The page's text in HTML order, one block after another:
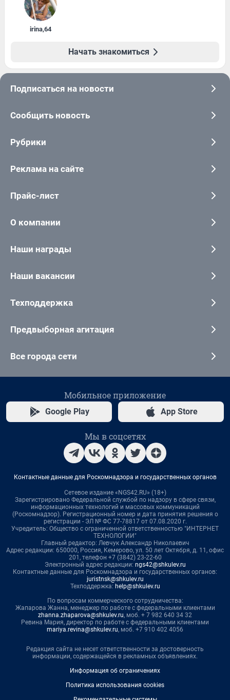
irina,64
Начать знакомиться
Подписаться на новости
Сообщить новость
Рубрики
Реклама на сайте
Прайс-лист
О компании
Наши награды
Наши вакансии
Техподдержка
Предвыборная агитация
Все города сети
Мобильное приложение
Google Play App Store
Мы в соцсетях
Контактные данные для Роскомнадзора и государственных органов
Сетевое издание «NGS42.RU» (18+)
Зарегистрировано Федеральной службой по надзору в сфере связи,
информационных технологий и массовых коммуникаций
(Роскомнадзор). Регистрационный номер и дата принятия решения о
регистрации - ЭЛ № ФС 77-78817 от 07.08.2020 г.
Учредитель: Общество с ограниченной ответственностью "ИНТЕРНЕТ
ТЕХНОЛОГИИ"
Главный редактор: Левчук Александр Николаевич
Адрес редакции: 650000, Россия, Кемерово, ул. 50 лет Октября, д. 11, офис
201, телефон +7 (3842) 23-22-60
Электронный адрес редакции: ngs42@shkulev.ru
Контактные данные для Роскомнадзора и государственных органов:
juristnsk@shkulev.ru
Техподдержка: help@shkulev.ru
По вопросам коммерческого сотрудничества:
Жапарова Жанна, менеджер по работе с федеральными клиентами
zhanna.zhaparova@shkulev.ru, моб. + 7 982 640 34 32
Ревина Мария, директор по работе с федеральными клиентами
mariya.revina@shkulev.ru, моб. +7 910 402 4056
Редакция сайта не несет ответственности за достоверность
информации, содержащейся в рекламных объявлениях.
Информация об ограничениях
Политика использования cookies